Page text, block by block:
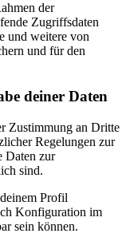
der
Zugriffsdaten
und weitere von
und für den
deiner Daten
Zustimmung an Dritte
Regelungen zur
Daten zur
sind.
Profil
Konfiguration im
sein können.